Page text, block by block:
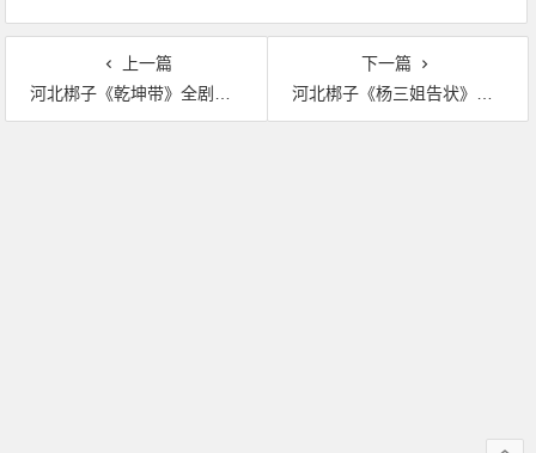
上一篇
河北梆子《乾坤带》全剧MP3下载
下一篇
河北梆子《杨三姐告状》全剧MP3下载